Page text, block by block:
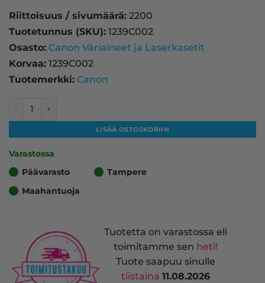
Riittoisuus / sivumäärä: 2200
Tuotetunnus (SKU): 1239C002
Osasto: Canon Väriaineet ja Laserkasetit
Korvaa: 1239C002
Tuotemerkki: Canon
Canon 045H laserkasetti, keltainen – tarvike, premium
LISÄÄ OSTOSKORIIN
Varastossa
Päävarasto
Tampere
Maahantuoja
Tuotetta on varastossa eli
toimitamme sen heti!
Tuote saapuu sinulle
tiistaina11.08.2026